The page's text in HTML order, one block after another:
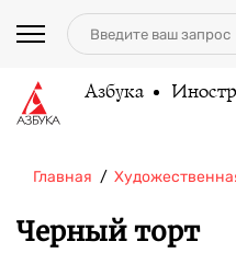
Азбука
Главная
Черный торт